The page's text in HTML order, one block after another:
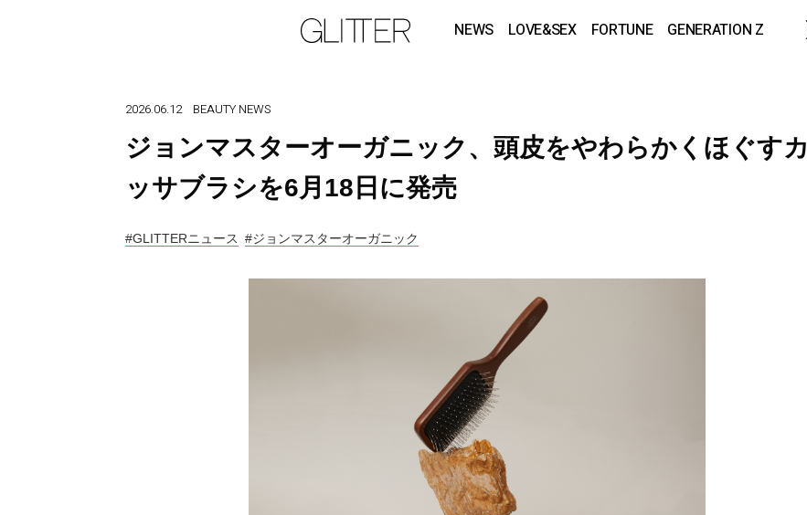
NEWS LOVE&SEX FORTUNE GENERATION Z
2026.06.12 BEAUTY NEWS
ジョンマスターオーガニック、頭皮をやわらかくほぐすカ
ッサブラシを6月18日に発売
#GLITTERニュース #ジョンマスターオーガニック